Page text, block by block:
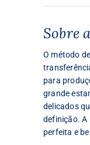
Sobre
O método
para
grande
delicados
definição. A
perfeita e